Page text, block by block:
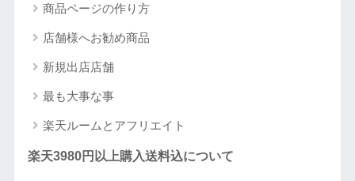
商品ページの作り方
店舗様へお勧め商品
新規出店店舗
最も大事な事
楽天ルームとアフリエイト
楽天3980円以上購入送料込について